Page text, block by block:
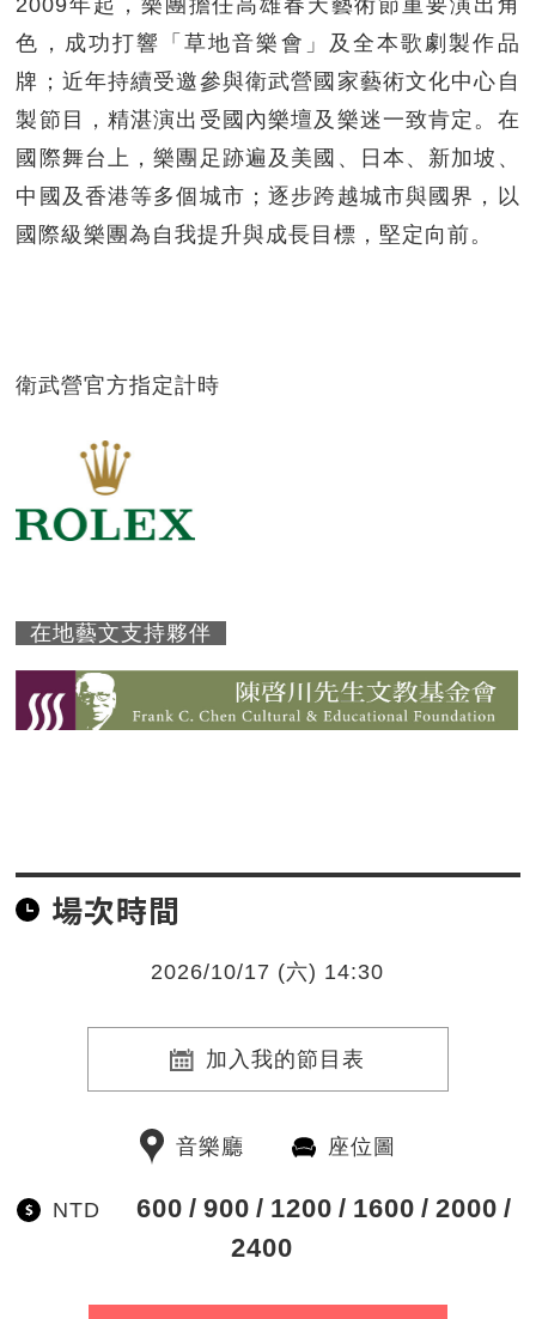
2009年起，樂團擔任高雄春天藝術節重要演出角
色，成功打響「草地音樂會」及全本歌劇製作品
牌；近年持續受邀參與衛武營國家藝術文化中心自
製節目，精湛演出受國內樂壇及樂迷一致肯定。在
國際舞台上，樂團足跡遍及美國、日本、新加坡、
中國及香港等多個城市；逐步跨越城市與國界，以
國際級樂團為自我提升與成長目標，堅定向前。
衛武營官方指定計時
在地藝文支持夥伴
場次時間
2026/10/17 (六) 14:30
加入我的節目表
音樂廳 座位圖
NTD 600 900 1200 1600
2000
2400